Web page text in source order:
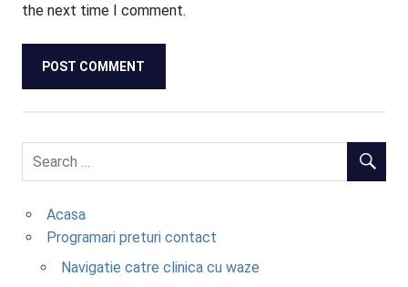
the next time I comment.
Acasa
Programari preturi contact
Navigatie catre clinica cu waze